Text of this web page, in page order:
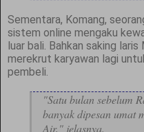
Sementara, Komang,
sistem online mengaku
luar bali. Bahkan saking
merekrut karyawan lagi
pembeli.
"Satu bulan sebelum
banyak dipesan umat
Air," jelasnya.